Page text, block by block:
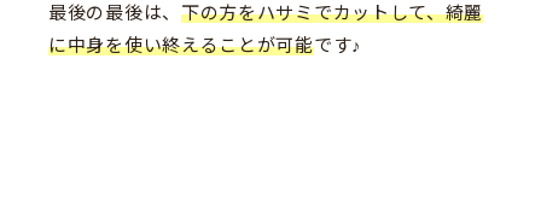
最後の最後は、 下の方をハサミでカットして、綺麗
に中身を使い終えることが可能です♪